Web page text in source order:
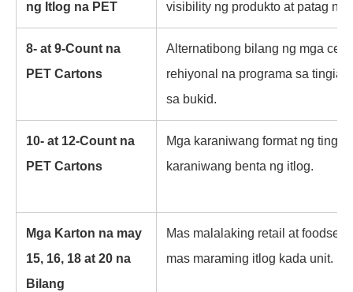
ng Itlog na PET visibility ng produkto at patag na
8- at 9-Count na
PET Cartons
Alternatibong bilang ng mga cell
rehiyonal na programa sa
sa bukid.
10- at 12-Count na
PET Cartons
Mga karaniwang format ng
karaniwang benta ng itlog.
Mga Karton na may
15, 16, 18 at 20 na
Bilang
Mas malalaking retail at
mas maraming itlog kada unit.